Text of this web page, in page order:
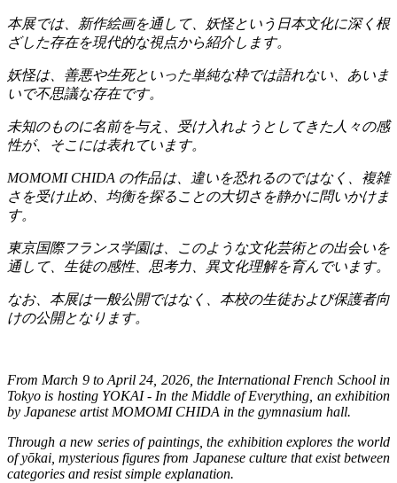
本展では、新作絵画を通して、妖怪という日本文化に深く根
ざした存在を現代的な視点から紹介します。
妖怪は、善悪や生死といった単純な枠では語れない、あいま
いで不思議な存在です。
未知のものに名前を与え、受け入れようとしてきた人々の感
性が、そこには表れています。
MOMOMI CHIDA の作品は、違いを恐れるのではなく、複雑
さを受け止め、均衡を探ることの大切さを静かに問いかけま
す。
東京国際フランス学園は、このような文化芸術との出会いを
通して、生徒の感性、思考力、異文化理解を育んでいます。
なお、本展は一般公開ではなく、本校の生徒および保護者向
けの公開となります。
From March 9 to April 24, 2026, the International French School in
Tokyo is hosting YOKAI - In the Middle of Everything, an exhibition
by Japanese artist MOMOMI CHIDA in the gymnasium hall.
Through a new series of paintings, the exhibition explores the world
of yōkai, mysterious figures from Japanese culture that exist between
categories and resist simple explanation.